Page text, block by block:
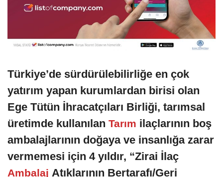
Türkiye’de sürdürülebilirliğe en çok
yatırım yapan kurumlardan birisi olan
Ege Tütün İhracatçıları Birliği, tarımsal
üretimde kullanılan Tarım ilaçlarının boş
ambalajlarının doğaya ve insanlığa zarar
vermemesi için 4 yıldır, “Zirai İlaç
Ambalaj Atıklarının Bertarafı/Geri